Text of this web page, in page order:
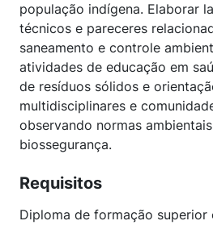
população indígena. Elaborar
técnicos e pareceres
saneamento e controle
atividades de educação em
de resíduos sólidos e
multidisciplinares e
observando normas
biossegurança.
Requisitos
Diploma de formação superior